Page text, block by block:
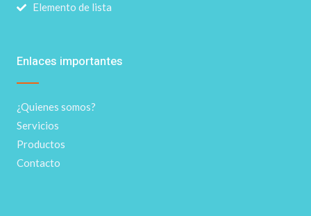
Enlaces importantes
¿Quienes somos?
Servicios
Productos
Contacto
Elemento de lista